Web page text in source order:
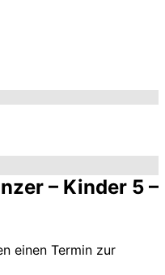
– Kinder 5 –
einen Termin zur